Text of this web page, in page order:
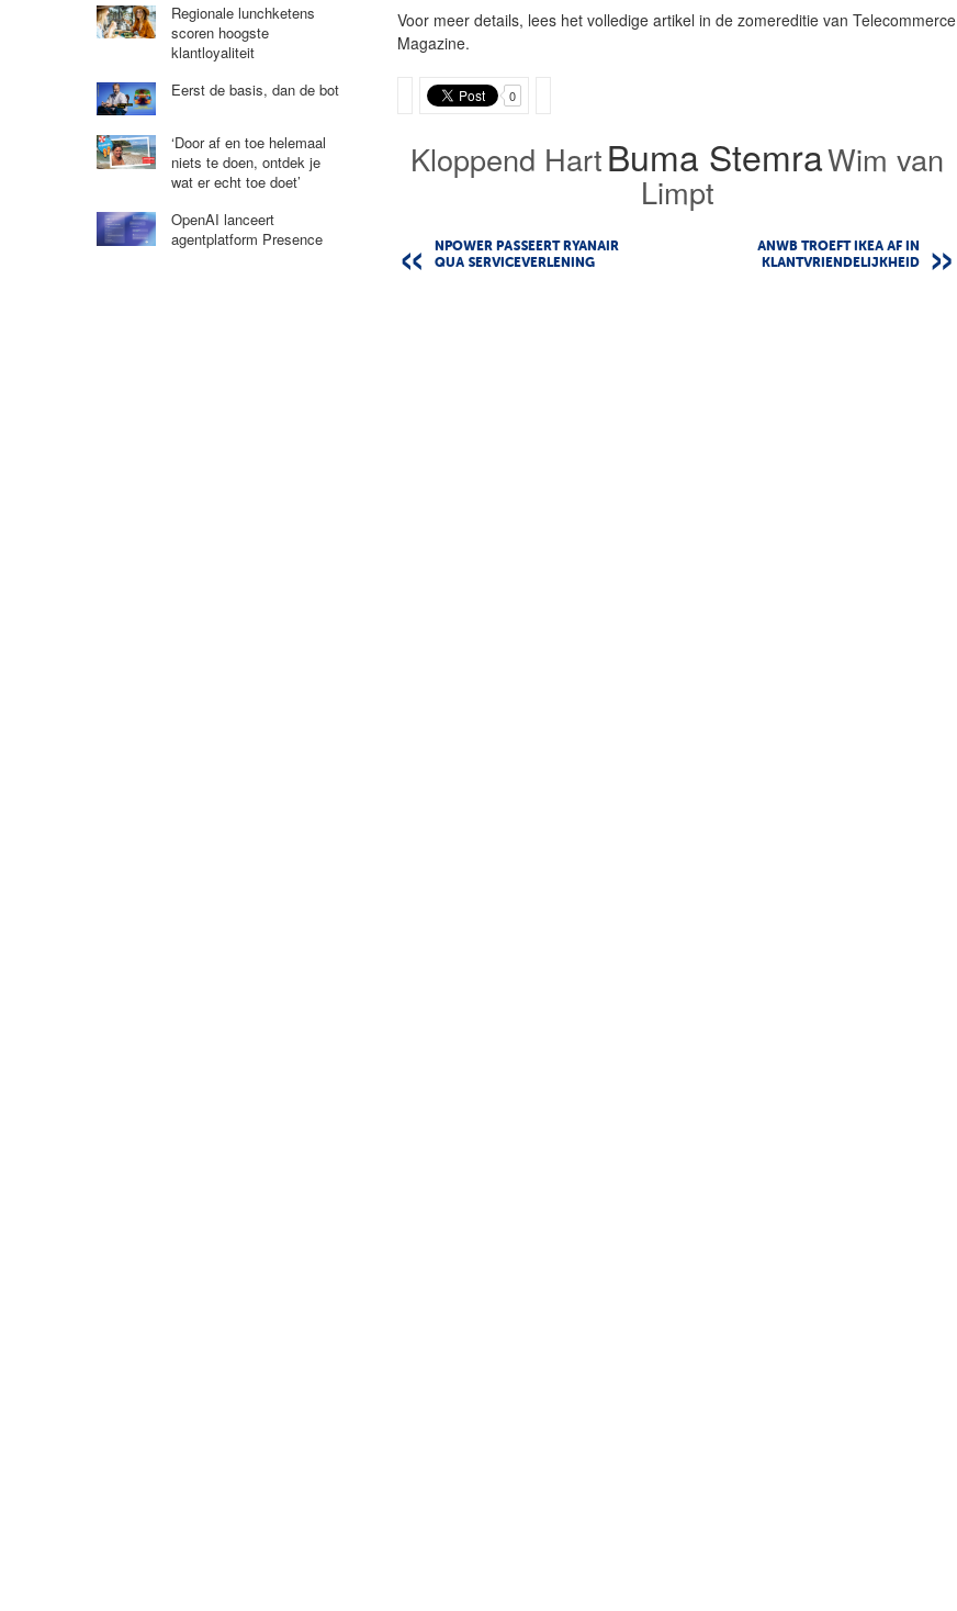
Voor meer details, lees het volledige artikel in de zomereditie van Telecommerce
Magazine.
0
Kloppend HartBuma StemraWim van
Limpt
NPOWER PASSEERT RYANAIR
QUA SERVICEVERLENING
ANWB TROEFT IKEA AF IN
KLANTVRIENDELIJKHEID
Regionale lunchketens
scoren hoogste
klantloyaliteit
Eerst de basis, dan de bot
‘Door af en toe helemaal
niets te doen, ontdek je
wat er echt toe doet’
OpenAI lanceert
agentplatform Presence